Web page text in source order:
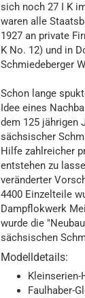
sich noch 27 I K
waren alle
1927 an private
K No. 12) und in
Schmiedeberger
Schon lange
Idee eines
dem 125 jährigen
sächsischer
Hilfe zahlreicher
entstehen zu
veränderter
4400 Einzelteile
Dampflokwerk
wurde die
sächsischen
Modelldetails:
Faulhaber-